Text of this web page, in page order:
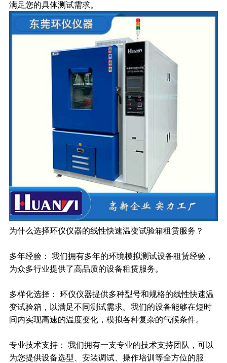
满足您的具体测试需求。
为什么选择环仪仪器的线性快速温变试验箱租赁服务？
多年经验： 我们拥有多年的环境模拟测试设备租赁经验，
为众多行业提供了高品质的设备租赁服务。
多样化选择： 环仪仪器提供多种型号和规格的线性快速温
变试验箱，以满足不同测试需求。我们的设备能够在短时
间内实现高速的温度变化，模拟各种复杂的气候条件。
专业技术支持： 我们拥有一支专业的技术支持团队，可以
为您提供设备选型、安装调试、操作培训等全方位的服